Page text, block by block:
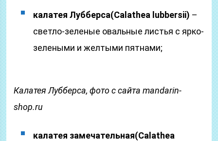
калатея Лубберса(Calathea lubbersii) –
светло-зеленые овальные листья с ярко-
зелеными и желтыми пятнами;
Калатея Лубберса, фото с сайта mandarin-
shop.ru
калатея замечательная(Calathea